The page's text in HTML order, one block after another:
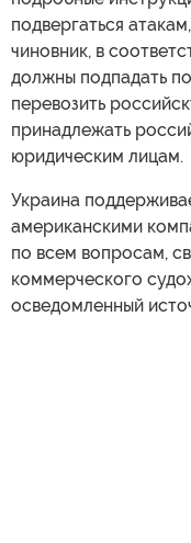
подвергаться
чиновник, в
должны подпадать
перевозить
принадлежать
юридическим лицам.
Украина
американскими
по всем вопросам,
коммерческого
осведомленный